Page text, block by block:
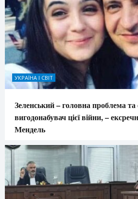
УКРАЇНА І СВІТ
Зеленський – головна проблема
вигодонабувач цієї війни, –
Мендель